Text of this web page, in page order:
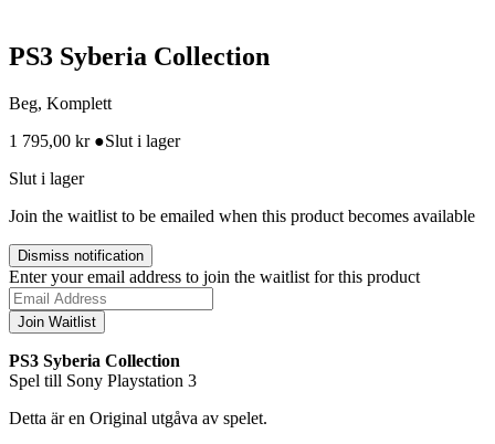
PS3 Syberia Collection
Beg, Komplett
1 795,00 kr ●Slut i lager
Slut i lager
Join the waitlist to be emailed when this product becomes available
Dismiss notification
Enter your email address to join the waitlist for this product
Join Waitlist
PS3 Syberia Collection
Spel till Sony Playstation 3
Detta är en Original utgåva av spelet.